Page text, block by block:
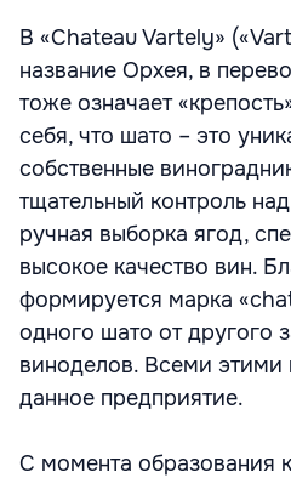
В «Chateau Vartely»
название Орхея, в
тоже означает
себя, что шато – это
собственные
тщательный контроль
ручная выборка ягод,
высокое качество вин.
формируется марка
одного шато от другого
виноделов. Всеми этими
данное предприятие.
С момента образования